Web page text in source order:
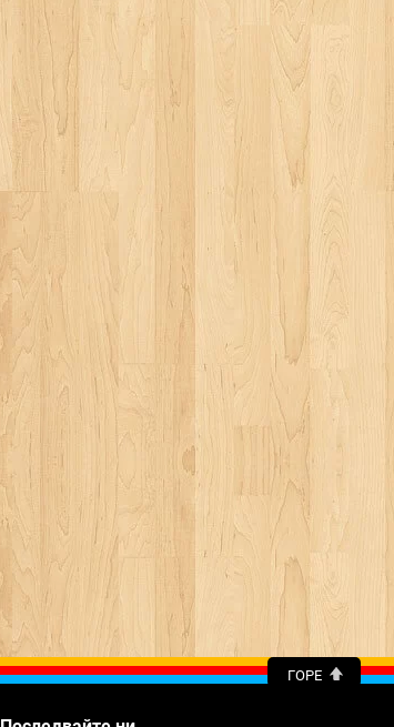
ГОРЕ